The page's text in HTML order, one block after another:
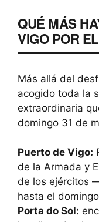
QUÉ MÁS
VIGO POR
Más allá del
acogido toda la
extraordinaria
domingo 31 de
Puerto de Vigo:
de la Armada y
de los ejércitos
hasta el
Porta do Sol: